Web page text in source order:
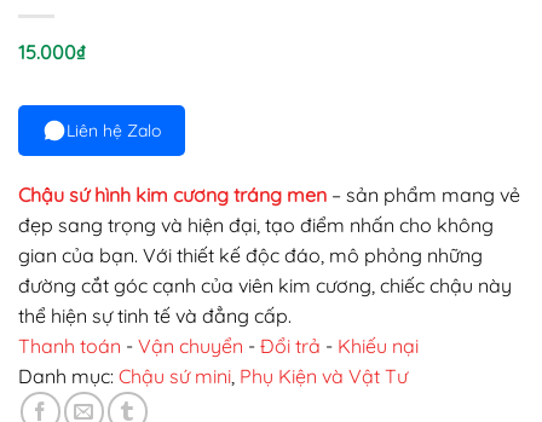
15.000₫
Liên hệ Zalo
Chậu sứ hình kim cương tráng men – sản phẩm mang vẻ
đẹp sang trọng và hiện đại, tạo điểm nhấn cho không
gian của bạn. Với thiết kế độc đáo, mô phỏng những
đường cắt góc cạnh của viên kim cương, chiếc chậu này
thể hiện sự tinh tế và đẳng cấp.
Thanh toán - Vận chuyển - Đổi trả - Khiếu nại
Danh mục: Chậu sứ mini, Phụ Kiện và Vật Tư